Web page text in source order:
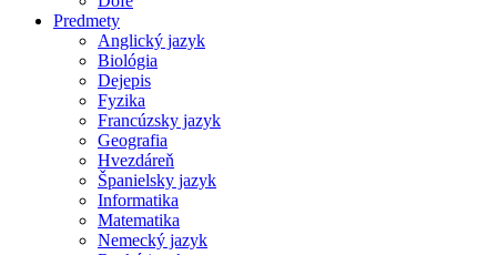
Predmety
Anglický jazyk
Biológia
Dejepis
Fyzika
Francúzsky jazyk
Geografia
Hvezdáreň
Španielsky jazyk
Informatika
Matematika
Nemecký jazyk